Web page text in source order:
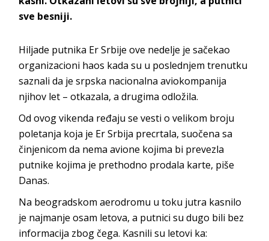
sve besniji.
Hiljade putnika Er Srbije ove nedelje je sačekao
organizacioni haos kada su u poslednjem trenutku
saznali da je srpska nacionalna aviokompanija
njihov let – otkazala, a drugima odložila.
Od ovog vikenda ređaju se vesti o velikom broju
poletanja koja je Er Srbija precrtala, suočena sa
činjenicom da nema avione kojima bi prevezla
putnike kojima je prethodno prodala karte, piše
Danas.
Na beogradskom aerodromu u toku jutra kasnilo
je najmanje osam letova, a putnici su dugo bili bez
informacija zbog čega. Kasnili su letovi ka: